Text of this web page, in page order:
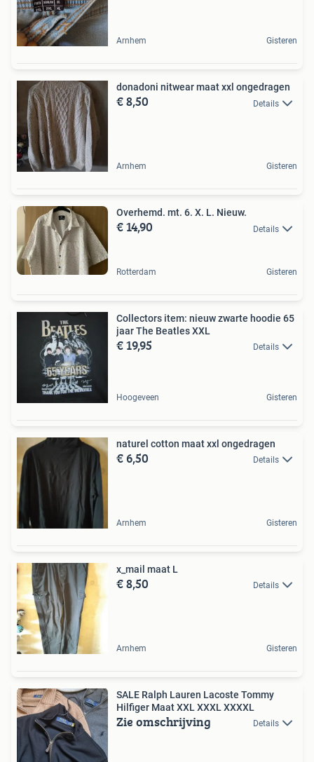
Arnhem Gisteren
donadoni nitwear maat xxl ongedragen
€ 8,50 Details
Arnhem Gisteren
Overhemd. mt. 6. X. L. Nieuw.
€ 14,90 Details
Rotterdam Gisteren
Collectors item: nieuw zwarte hoodie 65
jaar The Beatles XXL
€ 19,95 Details
Hoogeveen Gisteren
naturel cotton maat xxl ongedragen
€ 6,50 Details
Arnhem Gisteren
x_mail maat L
€ 8,50 Details
Arnhem Gisteren
SALE Ralph Lauren Lacoste Tommy
Hilfiger Maat XXL XXXL XXXXL
Zie omschrijving Details